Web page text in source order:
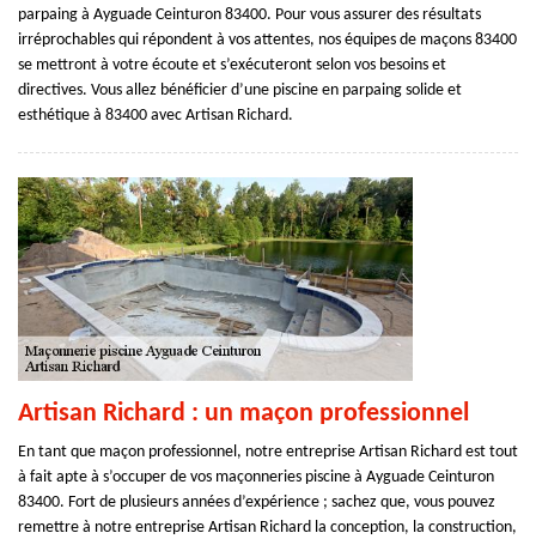
parpaing à Ayguade Ceinturon 83400. Pour vous assurer des résultats
irréprochables qui répondent à vos attentes, nos équipes de maçons 83400
se mettront à votre écoute et s’exécuteront selon vos besoins et
directives. Vous allez bénéficier d’une piscine en parpaing solide et
esthétique à 83400 avec Artisan Richard.
Artisan Richard : un maçon professionnel
En tant que maçon professionnel, notre entreprise Artisan Richard est tout
à fait apte à s’occuper de vos maçonneries piscine à Ayguade Ceinturon
83400. Fort de plusieurs années d’expérience ; sachez que, vous pouvez
remettre à notre entreprise Artisan Richard la conception, la construction,